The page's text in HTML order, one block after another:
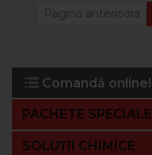
Comandă online!
PACHETE SPECIALE
SOLUȚII CHIMICE
Pagina anterioara